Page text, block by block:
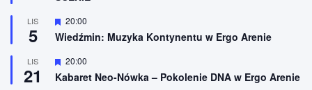
e
n
i
o
e
LIS
5
W
y
r
ż
n
20:00
Wiedźmin: Muzyka Kontynentu w Ergo Arenie
LIS
21
W
y
r
20:00
Kabaret Neo-Nówka – Pokolenie DNA w Ergo Arenie